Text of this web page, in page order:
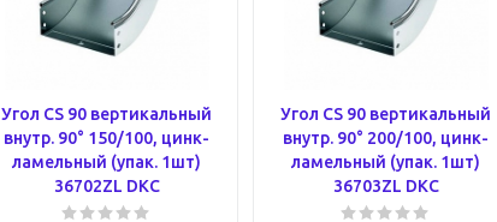
Угол CS 90 вертикальный
внутр. 90° 150/100, цинк-
ламельный (упак. 1шт)
36702ZL DKC
Угол CS 90 вертикальный
внутр. 90° 200/100, цинк-
ламельный (упак. 1шт)
36703ZL DKC